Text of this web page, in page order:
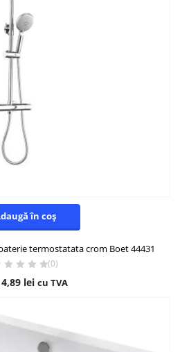
în coș
termostatata crom Boet 44431
(0)
lei cu TVA